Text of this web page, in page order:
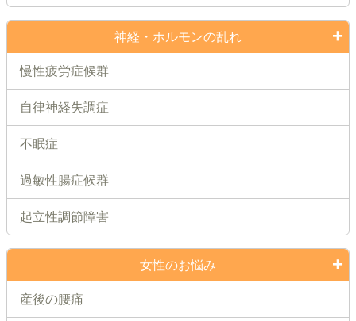
神経・ホルモンの乱れ
慢性疲労症候群
自律神経失調症
不眠症
過敏性腸症候群
起立性調節障害
女性のお悩み
産後の腰痛